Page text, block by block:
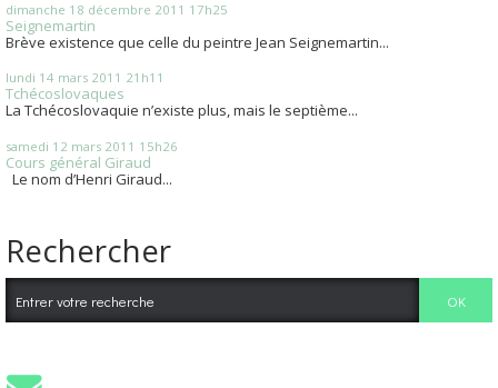
dimanche 18 décembre 2011 17h25
Seignemartin
Brève existence que celle du peintre Jean Seignemartin...
lundi 14 mars 2011 21h11
Tchécoslovaques
La Tchécoslovaquie n’existe plus, mais le septième...
samedi 12 mars 2011 15h26
Cours général Giraud
Le nom d’Henri Giraud...
Rechercher